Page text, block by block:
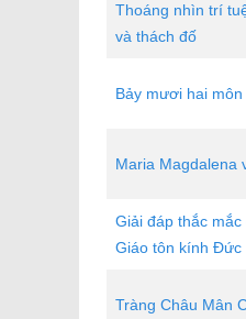
Thoáng nhìn trí
và thách đố
Bảy mươi hai
Maria Magdalena
Giải đáp thắc
Giáo tôn kính Đức
Tràng Châu Mân